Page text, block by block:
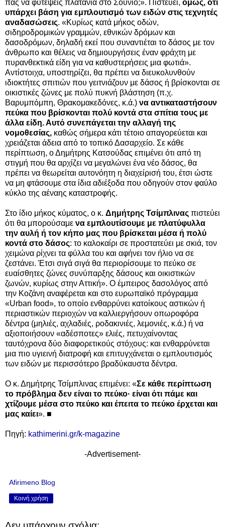
πας να φυτέψεις πλατάνια στο Σούνιο;». Πιστεύει, όμως, ότι
υπάρχει βάση για εμπλουτισμό των ειδών στις τεχνητές
αναδασώσεις. «Κυρίως κατά μήκος οδών,
σιδηροδρομικών γραμμών, εθνικών δρόμων και
δασοδρόμων, δηλαδή εκεί που συναντιέται το δάσος με τον
άνθρωπο και θέλεις να δημιουργήσεις έναν φράχτη με
πυρανθεκτικά είδη για να καθυστερήσεις μια φωτιά».
Αντίστοιχα, υποστηρίζει, θα πρέπει να διευκολυνθούν
ιδιοκτήτες σπιτιών που γειτνιάζουν με δάσος ή βρίσκονται σε
οικιστικές ζώνες με πολύ πυκνή βλάστηση (π.χ.
Βαρυμπόμπη, Θρακομακεδόνες, κ.ά.) να αντικαταστήσουν
πεύκα που βρίσκονται πολύ κοντά στα σπίτια τους με
άλλα είδη. Αυτό συνεπάγεται την αλλαγή της
νομοθεσίας, καθώς σήμερα κάτι τέτοιο απαγορεύεται και
χρειάζεται άδεια από το τοπικό Δασαρχείο. Σε κάθε
περίπτωση, ο Δημήτρης Κατσούδας επιμένει ότι από τη
στιγμή που θα αρχίζει να μεγαλώνει ένα νέο δάσος, θα
πρέπει να θεωρείται αυτονόητη η διαχείρισή του, έτσι ώστε
να μη φτάσουμε στα ίδια αδιέξοδα που οδηγούν στον φαύλο
κύκλο της αέναης καταστροφής.
Στο ίδιο μήκος κύματος, ο κ. Δημήτρης Τσίμπλινας πιστεύει
ότι θα μπορούσαμε να εμπλουτίσουμε με πλατύφυλλα
την αυλή ή τον κήπο μας που βρίσκεται μέσα ή πολύ
κοντά στο δάσος: το καλοκαίρι σε προστατεύει με σκιά, τον
χειμώνα ρίχνει τα φύλλα του και αφήνει τον ήλιο να σε
ζεστάνει. Έτσι σιγά σιγά θα περιορίσουμε το πεύκο σε
ευαίσθητες ζώνες συνύπαρξης δάσους και οικιστικών
ζωνών, κυρίως στην Αττική». Ο έμπειρος δασολόγος από
την Κοζάνη αναφέρεται και στο ευρωπαϊκό πρόγραμμα
«Urban food», το οποίο ενθαρρύνει κατοίκους αστικών ή
περιαστικών περιοχών να καλλιεργήσουν οπωροφόρα
δέντρα (μηλιές, αχλαδιές, ροδακινιές, λεμονιές, κ.ά.) ή να
αξιοποιήσουν «αδέσποτες» ελιές, πετυχαίνοντας
ταυτόχρονα δύο διαφορετικούς στόχους: και ενθαρρύνεται
μια πιο υγιεινή διατροφή και επιτυγχάνεται ο εμπλουτισμός
των ειδών με περισσότερο βραδύκαυστα δέντρα.
Ο κ. Δημήτρης Τσίμπλινας επιμένει: «Σε κάθε περίπτωση
το πρόβλημα δεν είναι το πεύκο· είναι ότι πάμε και
χτίζουμε μέσα στο πεύκο και έπειτα το πεύκο έρχεται και
μας καίει». ■
Πηγή: kathimerini.gr/k-magazine
-Advertisement-
Afirimeno Blog
Κοινή χρήση